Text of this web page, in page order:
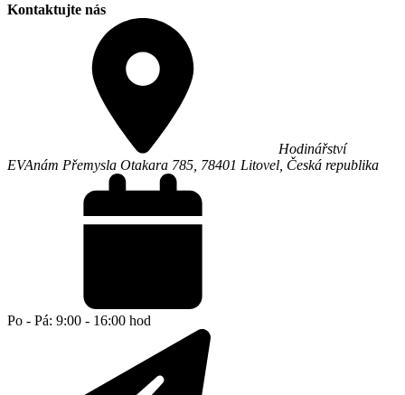
Kontaktujte nás
Hodinářství
EVAnám Přemysla Otakara 785, 78401 Litovel Česká republika
Po - Pá: 9:00 - 16:00 hod